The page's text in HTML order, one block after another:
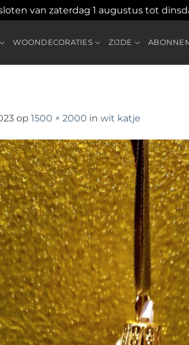
van zaterdag 1 augustus tot
WOONDECORATIES ZIJDE
op 1500 × 2000 in wit katje